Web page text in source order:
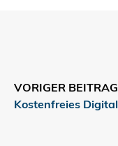
VORIGER BEITRAG